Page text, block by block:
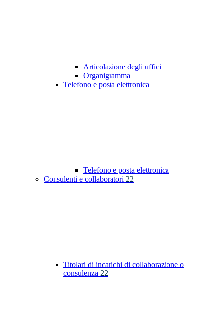
Articolazione degli uffici
Organigramma
Telefono e posta elettronica
Telefono e posta elettronica
Consulenti e collaboratori 22
Titolari di incarichi di collaborazione o
consulenza 22